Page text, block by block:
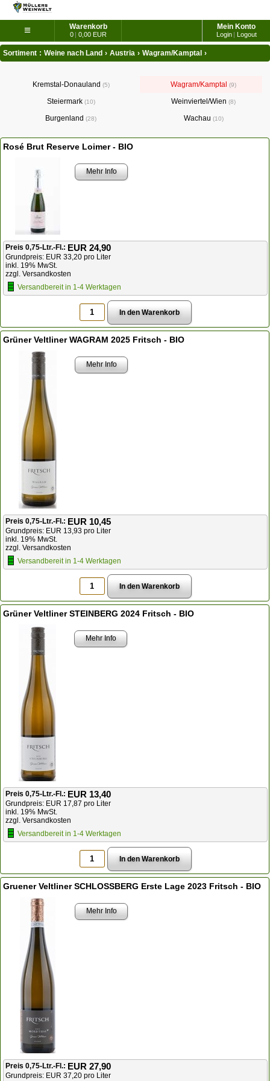
≡ Warenkorb
0 | 0,00 EUR
Mein Konto
Login | Logout
Sortiment : Weine nach Land › Austria › Wagram/Kamptal ›
Kremstal-Donauland 5
Steiermark 10
Burgenland 28
Wagram/Kamptal 9
Weinviertel/Wien 8
Wachau 10
Rosé Brut Reserve Loimer - BIO
Mehr Info
Preis 0,75-Ltr.-Fl.: EUR 24,90
Grundpreis: EUR 33,20 pro Liter
inkl. 19% MwSt.
zzgl. Versandkosten
Versandbereit in 1-4 Werktagen
Grüner Veltliner WAGRAM 2025 Fritsch - BIO
Mehr Info
Preis 0,75-Ltr.-Fl.: EUR 10,45
Grundpreis: EUR 13,93 pro Liter
inkl. 19% MwSt.
zzgl. Versandkosten
Versandbereit in 1-4 Werktagen
Grüner Veltliner STEINBERG 2024 Fritsch - BIO
Mehr Info
Preis 0,75-Ltr.-Fl.: EUR 13,40
Grundpreis: EUR 17,87 pro Liter
inkl. 19% MwSt.
zzgl. Versandkosten
Versandbereit in 1-4 Werktagen
Gruener Veltliner SCHLOSSBERG Erste Lage 2023 Fritsch - BIO
Mehr Info
Preis 0,75-Ltr.-Fl.: EUR 27,90
Grundpreis: EUR 37,20 pro Liter